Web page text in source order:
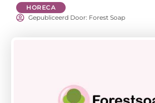
HORECA
Gepubliceerd Door: Forest Soap